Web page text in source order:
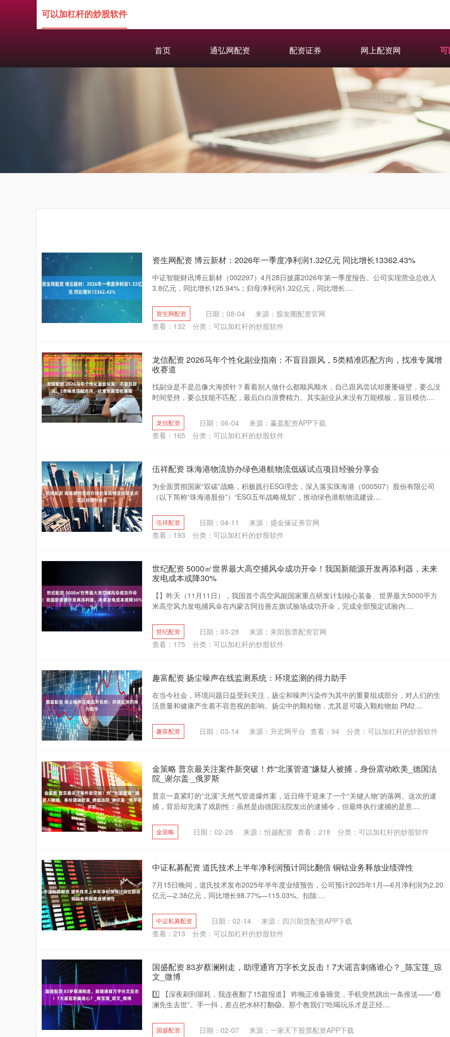
首页 通弘网配资 配资证券 网上配资网
可以加杠杆的炒股软件
资生网配资 博云新材：2026年一季度净利润1.32亿元 同比增长13362.43%
中证智能财讯博云新材（002297）4月28日披露2026年第一季度报告。公司实现营业总收入
3.8亿元，同比增长125.94%；归母净利润1.32亿元，同比增长....
资生网配资 日期：08-04
来源：股友圈配资官网
查看： 132 分类： 可以加杠杆的炒股软件
龙信配资 2026马年个性化副业指南：不盲目跟风，5类精准匹配方向，找准专属增
收赛道
找副业是不是总像大海捞针？看着别人做什么都顺风顺水，自己跟风尝试却屡屡碰壁，要么没
时间坚持，要么技能不匹配，最后白白浪费精力。其实副业从来没有万能模板，盲目模仿....
龙信配资 日期：06-04
来源：赢盈配资APP下载
查看： 165 分类： 可以加杠杆的炒股软件
伍祥配资 珠海港物流协办绿色港航物流低碳试点项目经验分享会
为全面贯彻国家“双碳”战略，积极践行ESG理念，深入落实珠海港（000507）股份有限公司
（以下简称“珠海港股份”）“ESG五年战略规划”，推动绿色港航物流建设....
伍祥配资 日期：04-11
来源：盛金缘证券官网
查看： 193 分类： 可以加杠杆的炒股软件
世纪配资 5000㎡世界最大高空捕风伞成功开伞！我国新能源开发再添利器，未来
发电成本或降30%
【】昨天（11月11日），我国首个高空风能国家重点研发计划核心装备、世界最大5000平方
米高空风力发电捕风伞在内蒙古阿拉善左旗试验场成功开伞，完成全部预定试验内....
世纪配资 日期：03-28
来源：耒阳股票配资官网
查看： 175 分类： 可以加杠杆的炒股软件
趣富配资 扬尘噪声在线监测系统：环境监测的得力助手
在当今社会，环境问题日益受到关注，扬尘和噪声污染作为其中的重要组成部分，对人们的生
活质量和健康产生着不容忽视的影响。扬尘中的颗粒物，尤其是可吸入颗粒物如 PM2....
趣富配资 日期：03-14 来源：升宏网平台 查看： 94 分类： 可以加杠杆的炒股软件
金策略 普京最关注案件新突破！炸“北溪管道”嫌疑人被捕，身份震动欧美_德国法
院_谢尔盖·_俄罗斯
普京一直紧盯的“北溪”天然气管道爆炸案，近日终于迎来了一个“关键人物”的落网。这次的逮
捕，背后却充满了戏剧性：虽然是由德国法院发出的逮捕令，但最终执行逮捕的是意....
金策略 日期：02-28 来源：恒越配资 查看： 218 分类： 可以加杠杆的炒股软件
中证私募配资 道氏技术上半年净利润预计同比翻倍 铜钴业务释放业绩弹性
7月15日晚间，道氏技术发布2025年半年度业绩预告，公司预计2025年1月—6月净利润为2.20
亿元—2.38亿元，同比增长98.77%—115.03%。扣除....
中证私募配资 日期：02-14
来源：四川期货配资APP下载
查看： 213 分类： 可以加杠杆的炒股软件
国盛配资 83岁蔡澜刚走，助理通宵万字长文反击！7大谣言刺痛谁心？_陈宝莲_琼
文_微博
1️⃣ 【深夜刷到噩耗，我连夜翻了15篇报道】 昨晚正准备睡觉，手机突然跳出一条推送——“蔡
澜先生去世”。手一抖，差点把水杯打翻😱。那个教我们“吃喝玩乐才是正经....
国盛配资 日期：02-07
来源：一家天下股票配资APP下载